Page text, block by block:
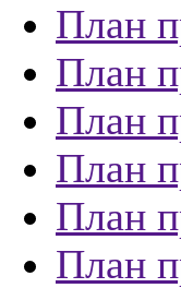
План
План
План
План
План
План